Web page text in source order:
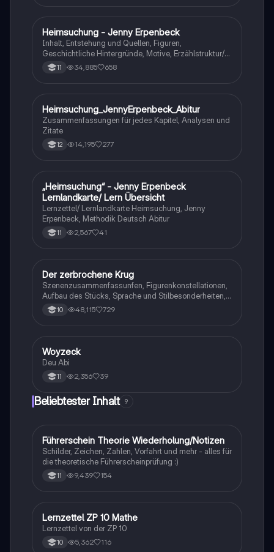
Deutsch
Heimsuchung - Jenny Erpenbeck
Inhalt, Entstehung und Quellen, Figuren,
Geschichtliche Hintergründe, Motive, Erzählstruktur/-
stil 11 34,885 658
Deutsch
Heimsuchung_JennyErpenbeck_Abitur
Zusammenfassungen für jedes Kapitel, Analysen und
Zitate
12 14,195 277
Deutsch
„Heimsuchung“ - Jenny Erpenbeck
Lernlandkarte/ Lern Übersicht
Lernzettel/ Lernlandkarte Heimsuchung, Jenny
Erpenbeck, Methodik Deutsch Abitur
11 2,567 41
Deutsch
Der zerbrochene Krug
Szenenzusammenfassunfen, Figurenkonstellationen,
Aufbau des Stücks, Sprache und Stilbesonderheiten,
Aussageabsicht, Thematik, Interpretation
10 48,115 729
Deutsch
Woyzeck
Deu Abi
11 2,356 39
Beliebtester Inhalt 9
Lerntipps
Führerschein Theorie Wiederholung/Notizen
Schilder, Zeichen, Zahlen, Vorfahrt und mehr - alles für
die theoretische Führerscheinprüfung :)
11 9,439 154
Mathe
Lernzettel ZP 10 Mathe
Lernzettel von der ZP 10
10 5,362 116